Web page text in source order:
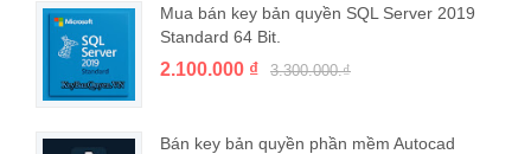
Mua bán key bản quyền SQL Server 2019
Standard 64 Bit.
2.100.000 ₫ 3.300.000.₫
Bán key bản quyền phần mềm Autocad